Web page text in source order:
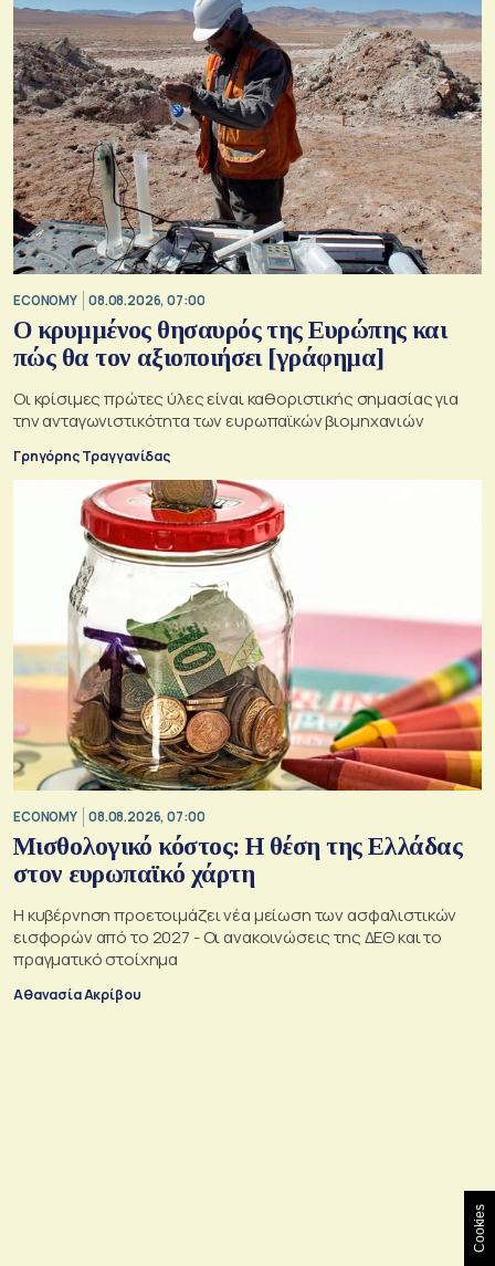
ECONOMY 08.08.2026, 07:00
Ο κρυμμένος θησαυρός της Ευρώπης και
πώς θα τον αξιοποιήσει [γράφημα]
Οι κρίσιμες πρώτες ύλες είναι καθοριστικής σημασίας για
την ανταγωνιστικότητα των ευρωπαϊκών βιομηχανιών
Γρηγόρης Τραγγανίδας
ECONOMY 08.08.2026, 07:00
Μισθολογικό κόστος: Η θέση της Ελλάδας
στον ευρωπαϊκό χάρτη
Η κυβέρνηση προετοιμάζει νέα μείωση των ασφαλιστικών
εισφορών από το 2027 - Οι ανακοινώσεις της ΔΕΘ και το
πραγματικό στοίχημα
Αθανασία Ακρίβου
Cookies